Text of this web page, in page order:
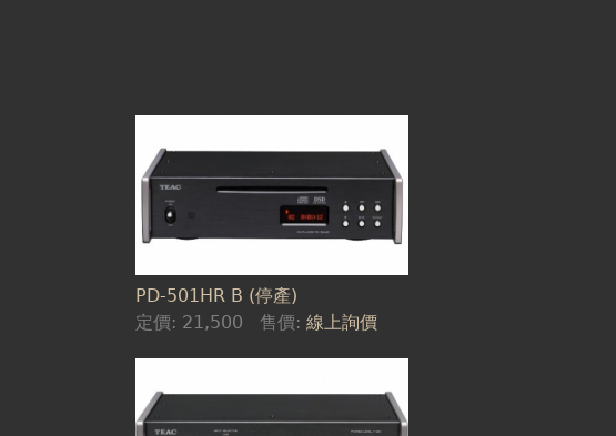
PD-501HR B (停產)
定價: 21,500 售價:線上詢價